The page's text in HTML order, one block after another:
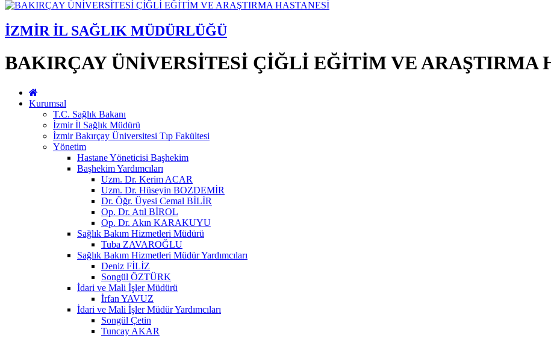
İZMİR İL SAĞLIK MÜDÜRLÜĞÜ
BAKIRÇAY ÜNİVERSİTESİ ÇİĞLİ EĞİTİM VE ARAŞTIRMA
Kurumsal
T.C. Sağlık Bakanı
İzmir İl Sağlık Müdürü
İzmir Bakırçay Üniversitesi Tıp Fakültesi
Yönetim
Hastane Yöneticisi Başhekim
Başhekim Yardımcıları
Uzm. Dr. Kerim ACAR
Uzm. Dr. Hüseyin BOZDEMİR
Dr. Öğr. Üyesi Cemal BİLİR
Op. Dr. Atıl BİROL
Op. Dr. Akın KARAKUYU
Sağlık Bakım Hizmetleri Müdürü
Tuba ZAVAROĞLU
Sağlık Bakım Hizmetleri Müdür Yardımcıları
Deniz FİLİZ
Songül ÖZTÜRK
İdari ve Mali İşler Müdürü
İrfan YAVUZ
İdari ve Mali İşler Müdür Yardımcıları
Songül Çetin
Tuncay AKAR